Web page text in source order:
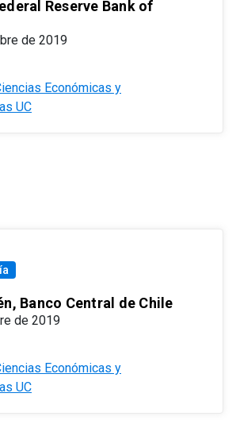
Reserve Bank of
de 2019
Económicas y
UC
Banco Central de Chile
de 2019
Económicas y
UC